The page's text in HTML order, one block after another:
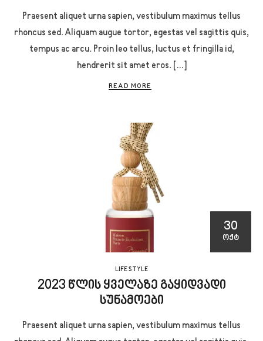
Praesent aliquet urna sapien, vestibulum maximus tellus
rhoncus sed. Aliquam augue tortor, egestas vel sagittis quis,
tempus ac arcu. Proin leo tellus, luctus et fringilla id,
hendrerit sit amet eros. […]
READ MORE
30
ᲝᲥᲢ
LIFE STYLE
2023 წლის ყველაზე გაყიდვადი
სუნამოები
Praesent aliquet urna sapien, vestibulum maximus tellus